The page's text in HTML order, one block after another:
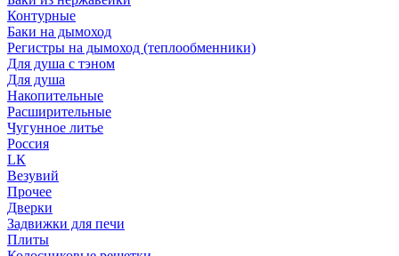
Контурные
Баки на дымоход
Регистры на дымоход (теплообменники)
Для душа с тэном
Для душа
Накопительные
Расширительные
Чугунное литье
Россия
LК
Везувий
Прочее
Дверки
Задвижки для печи
Плиты